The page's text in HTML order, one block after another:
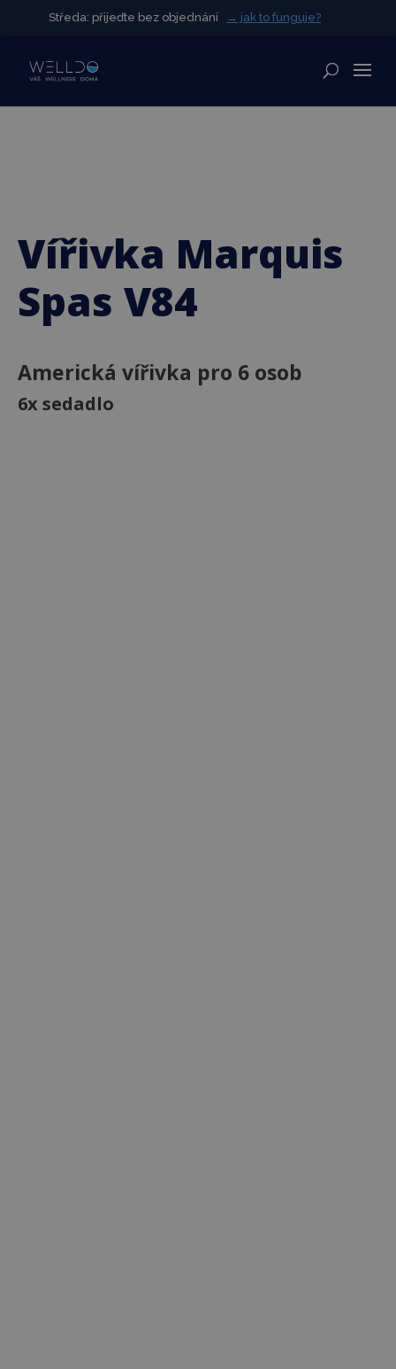
Vířivka Marquis
Spas V84
Americká vířivka pro 6 osob
6x sedadlo
Středa: přijeďte bez objednání → jak to funguje?
Středa: přijeďte bez objednání → jak to funguje?